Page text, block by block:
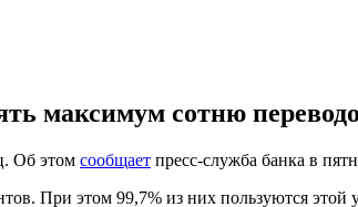
максимум сотню
Об этом сообщает пресс-служба банка в
При этом 99,7% из них пользуются